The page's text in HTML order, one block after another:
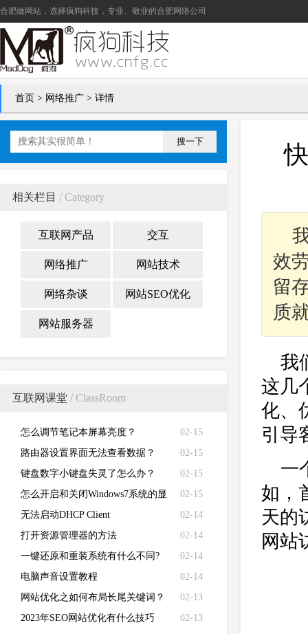
合肥做网站 ，选择疯狗科技，专业、敬业的合肥网络公司
首页 > 网络推广 > 详情
搜一下
相关栏目 / Category
互联网产品 交互
网络推广 网站技术
网络杂谈 网站SEO优化
网站服务器
互联网课堂 / ClassRoom
02-15
怎么调节笔记本屏幕亮度？
02-15
路由器设置界面无法查看数据？
02-15
键盘数字小键盘失灵了怎么办？
02-15
怎么开启和关闭Windows7系统的显
卡硬件加速功能
02-14
无法启动DHCP Client
02-14
打开资源管理器的方法
02-14
一键还原和重装系统有什么不同?
02-14
电脑声音设置教程
02-13
网站优化之如何布局长尾关键词？
02-13
2023年SEO网站优化有什么技巧
效
留
质
我
这几
化、
引导
一
如，
天的
网站